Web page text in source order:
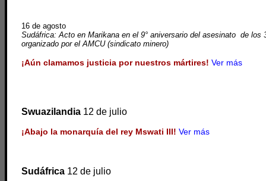
16 de agosto
Sudáfrica: Acto en Marikana en el 9° aniversario del asesinato de los
organizado por el AMCU (sindicato minero)
¡Aún clamamos justicia por nuestros mártires! Ver más
Swuazilandia 12 de julio
¡Abajo la monarquía del rey Mswati III! Ver más
Sudáfrica 12 de julio